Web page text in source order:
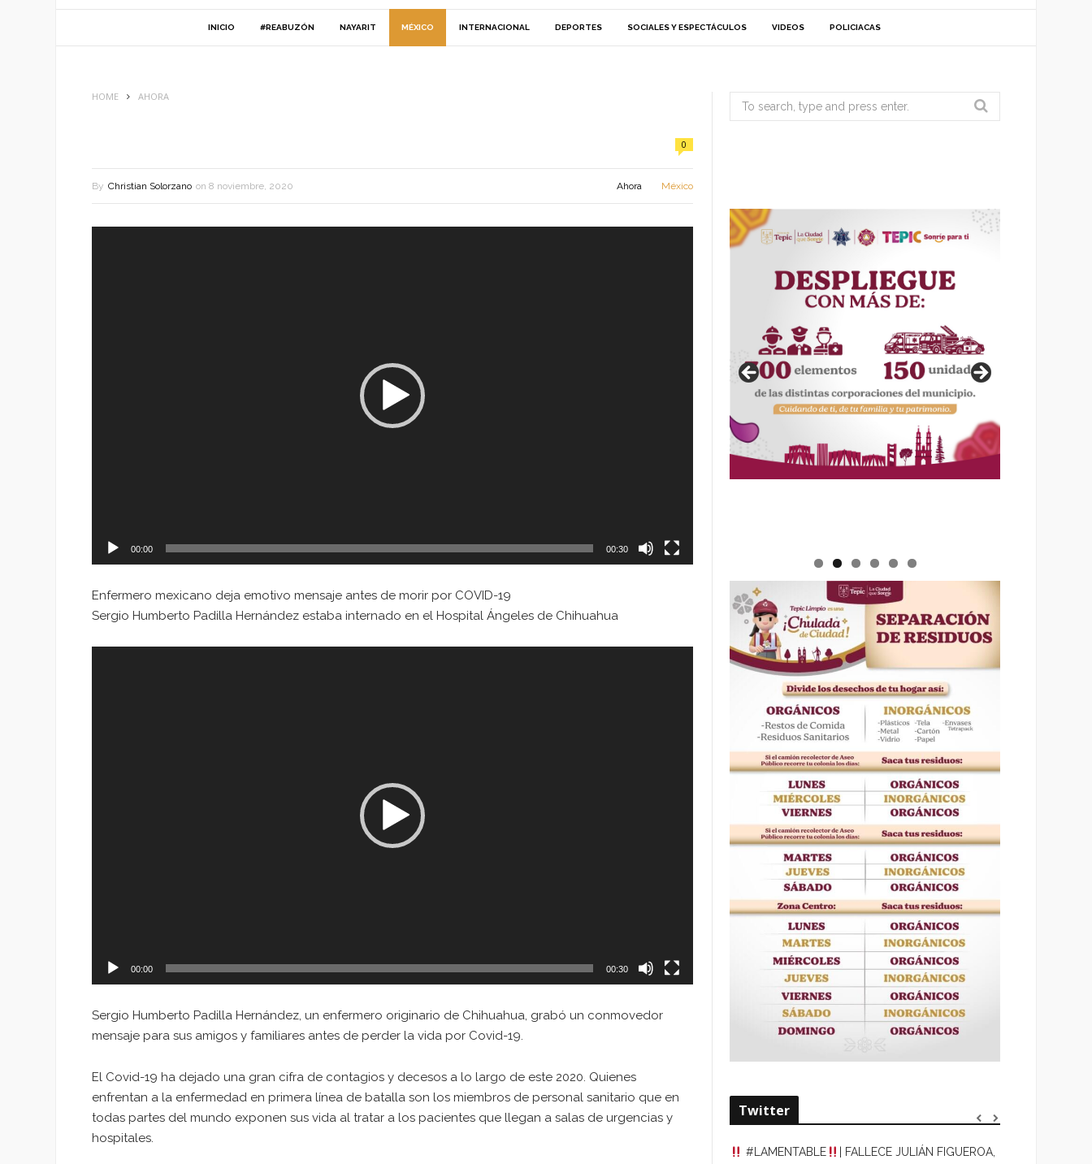
INICIO #REABUZÓN NAYARIT MÉXICO INTERNACIONAL DEPORTES SOCIALES Y ESPECTÁCULOS VIDEOS POLICIACAS
HOME AHORA
0
By Christian Solorzano on 8 noviembre, 2020 Ahora México
00:00 00:30
Enfermero mexicano deja emotivo mensaje antes de morir por COVID-19
Sergio Humberto Padilla Hernández estaba internado en el Hospital Ángeles de Chihuahua
00:00 00:30
Sergio Humberto Padilla Hernández, un enfermero originario de Chihuahua, grabó un conmovedor
mensaje para sus amigos y familiares antes de perder la vida por Covid-19.
El Covid-19 ha dejado una gran cifra de contagios y decesos a lo largo de este 2020. Quienes
enfrentan a la enfermedad en primera línea de batalla son los miembros de personal sanitario que en
todas partes del mundo exponen sus vida al tratar a los pacientes que llegan a salas de urgencias y
hospitales.
Search
for:
Twitter
#LAMENTABLE
| FALLECE JULIÁN FIGUEROA,